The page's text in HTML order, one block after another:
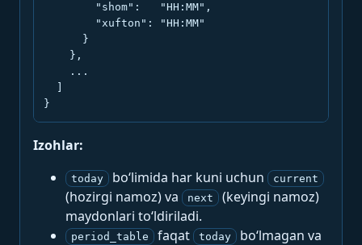
        "shom":   "HH:MM",
        "xufton": "HH:MM"
      }
    },
    ...
}
Izohlar:
today bo‘limida har kuni uchun current
(hozirgi namoz) va next
(keyingi namoz)
maydonlari to‘ldiriladi.
period_table faqat today
bo‘lmagan va